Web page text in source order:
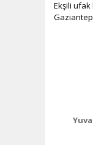
Ekşili